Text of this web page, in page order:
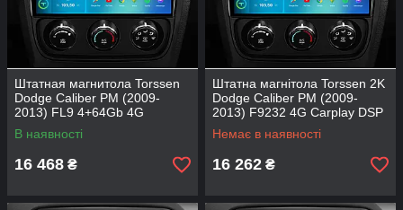
Штатная магнитола Torssen
Dodge Caliber PM (2009-
2013) FL9 4+64Gb 4G
Carplay DSP
В наявності
16 468 ₴
Штатна магнітола Torssen 2K
Dodge Caliber PM (2009-
2013) F9232 4G Carplay DSP
Немає в наявності
16 262 ₴